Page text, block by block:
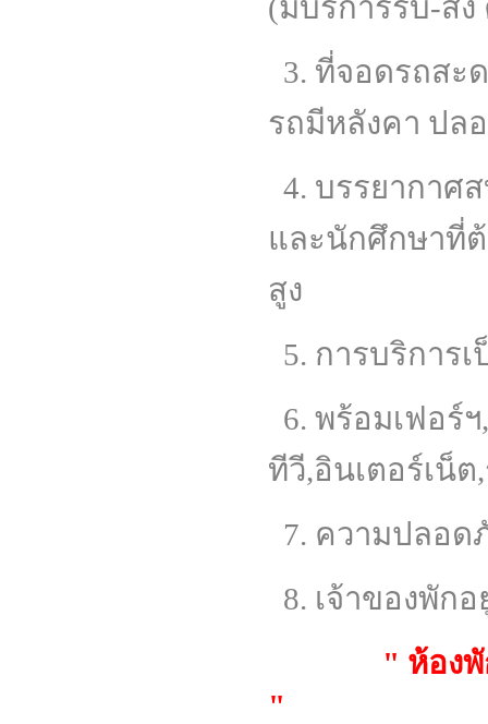
(มีบริการรับ-ส่ง
3. ที่จอดรถสะ
รถมีหลังคา ปล
4. บรรยากาศ
และนักศึกษาที่
สูง
5. การบริการ
6. พร้อมเฟอร์
ทีวี,อินเตอร์เน็
7. ความปลอด
8. เจ้าของพัก
" ห้องพัก
"